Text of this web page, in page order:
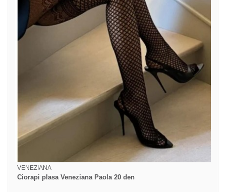
VENEZIANA
Ciorapi plasa Veneziana Paola 20 den